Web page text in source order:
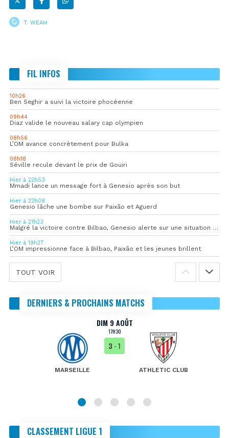
T. WEAH
FIL INFOS
10h26
Ben Seghir a suivi la victoire phocéenne
09h44
Diaz valide le nouveau salary cap olympien
08h56
L’OM avance concrètement pour Bulka
08h18
Séville recule devant le prix de Gouiri
Hier à 22h53
Mmadi lance un message fort à Genesio après son but
Hier à 22h08
Genesio lâche une bombe sur Paixão et Aguerd
Hier à 21h23
Malgré la victoire contre Bilbao, Genesio alerte sur une situation « pas idéale »
Hier à 19h27
L’OM impressionne face à Bilbao, Paixão et les jeunes brillent
TOUT VOIR
DERNIERS & PROCHAINS MATCHS
DIM 9 AOÛT
17H30
MARSEILLE
3 - 1
ATHLETIC CLUB
CLASSEMENT LIGUE 1